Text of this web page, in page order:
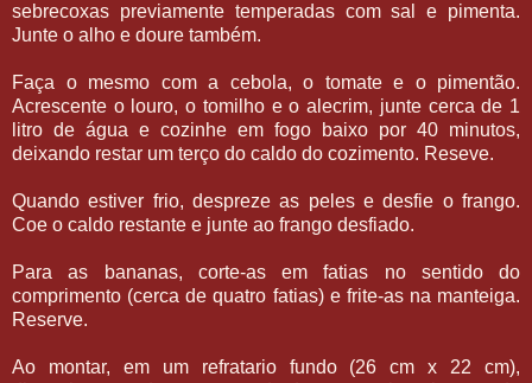
sebrecoxas previamente temperadas com sal e pimenta.
Junte o alho e doure também.
Faça o mesmo com a cebola, o tomate e o pimentão.
Acrescente o louro, o tomilho e o alecrim, junte cerca de 1
litro de água e cozinhe em fogo baixo por 40 minutos,
deixando restar um terço do caldo do cozimento. Reseve.
Quando estiver frio, despreze as peles e desfie o frango.
Coe o caldo restante e junte ao frango desfiado.
Para as bananas, corte-as em fatias no sentido do
comprimento (cerca de quatro fatias) e frite-as na manteiga.
Reserve.
Ao montar, em um refratario fundo (26 cm x 22 cm),